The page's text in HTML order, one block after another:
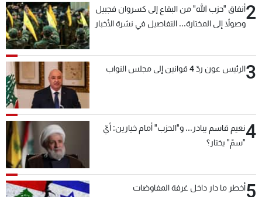
2أنفاق "حزب الله" من البقاع إلى كسروان فجبيل
وصولاً إلى المختارة... التفاصيل في نشرة الأخبار
3الرئيس عون ردّ 4 قوانين إلى مجلس النواب
4نعيم قاسم يبادر... و"الحزب" أمام خيارين: أيّ
"سمّ" يختار؟
5أخطر ما دار داخل غرفة المفاوضات
الإنـتـاج
لاعلاناتكم
تواصل معنا
شروط الإسـتخدام
سياسة الخصوصية